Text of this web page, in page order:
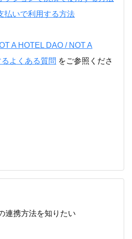
払いで利用する方法
A HOTEL DAO / NOT A
よくある質問 をご参照くださ
連携方法を知りたい